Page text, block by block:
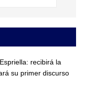
recibirá la
su primer discurso